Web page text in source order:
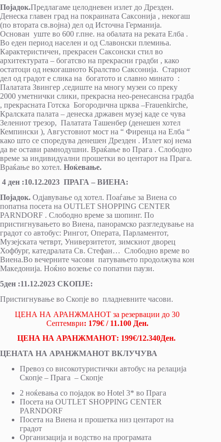
Појадок.Предлагаме целодневен излет до Дрезден.
Денеска главен град на покраината Саксонија , некогаш
(по втората св.војна) дел од Источна Германија.
Основан уште во 600 г.пне. на обалата на реката Елба .
Во еден период населен и од Славонски племиња.
Карактеристичен, прекрасен Саксонски стил во
архитектурата – богатсво на прекрасни градби , како
остатоци од некогашното Кралство Саксонија. Стариот
дел од градот е слика на богатото и славно минато :
Палатата Звингер ,седиште на многу музеи со преку
2000 уметнички слики, прекрасна нео-ренесансна градба
, прекрасната Готска Богородична црква –Frauenkirche,
Кралската палата – денеска државен музеј каде се чува
Зелениот трезор, Палатата Ташенбер (денешен хотел
Кемпински ), Августовиот мост на “ Фиренца на Елба “
како што се споредува денешен Дрезден . Излет кој нема
да ве остави рамнодушни. Враќање во Прага . Слободно
време за индивидуални прошетки во центарот на Прага.
Враќање во хотел. Ноќевање.
4 ден :10.12.2023 ПРАГА – ВИЕНА:
Појадок. Одјавување од хотел. Поаѓање за Виена со
попатна посета на OUTLET SHOPPING CENTER
PARNDORF . Слободно време за шопинг. По
пристигнувањето во Виена, панорамско разгледување на
градот со автобус: Рингот, Oперата, Парламентот,
Музејската четврт, Универзитетот, зимскиот дворец
Хофбург, катедралата Св. Стефан… Слободно време во
Виена.Во вечерните часови патувањето продолжува кон
Македонија. Ноќно возење со попатни паузи.
5ден :11.12.2023 СКОПЈЕ:
Пристигнување во Скопје во пладневните часови.
ЦЕНА НА АРАНЖМАНОТ за резервации до 30
Септември: 179€ / 11.100 Ден.
ЦЕНА НА АРАНЖМАНОТ: 199€/12.340Ден.
ЦЕНАТА НА АРАНЖМАНОТ ВКЛУЧУВА
Превоз со високотуристички автобус на релација
Скопје – Прага – Скопје
2 ноќевања со појадок во Hotel 3* во Прага
Посета на OUTLET SHOPPING CENTER
PARNDORF
Посета на Виена и прошетка низ центарот на
градот
Организација и водство на програмата